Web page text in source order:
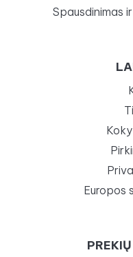
Spausdinimas
Europos